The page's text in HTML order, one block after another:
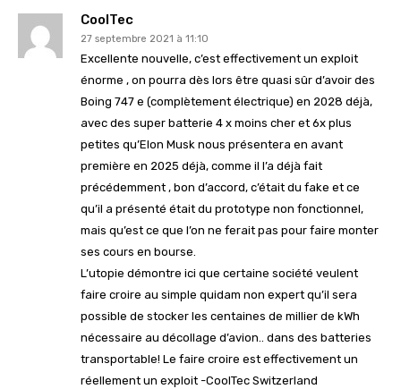
CoolTec
27 septembre 2021 à 11:10
Excellente nouvelle, c’est effectivement un exploit
énorme , on pourra dès lors être quasi sûr d’avoir des
Boing 747 e (complètement électrique) en 2028 déjà,
avec des super batterie 4 x moins cher et 6x plus
petites qu’Elon Musk nous présentera en avant
première en 2025 déjà, comme il l’a déjà fait
précédemment , bon d’accord, c’était du fake et ce
qu’il a présenté était du prototype non fonctionnel,
mais qu’est ce que l’on ne ferait pas pour faire monter
ses cours en bourse.
L’utopie démontre ici que certaine société veulent
faire croire au simple quidam non expert qu’il sera
possible de stocker les centaines de millier de kWh
nécessaire au décollage d’avion.. dans des batteries
transportable! Le faire croire est effectivement un
réellement un exploit -CoolTec Switzerland